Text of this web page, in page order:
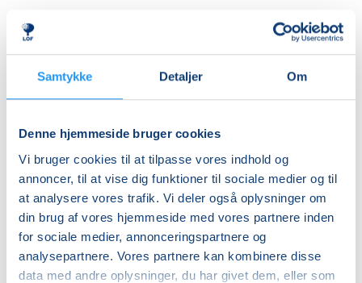
Samtykke Detaljer Om
Denne hjemmeside bruger cookies
Vi bruger cookies til at tilpasse vores indhold og
annoncer, til at vise dig funktioner til sociale medier og til
at analysere vores trafik. Vi deler også oplysninger om
din brug af vores hjemmeside med vores partnere inden
for sociale medier, annonceringspartnere og
analysepartnere. Vores partnere kan kombinere disse
data med andre oplysninger, du har givet dem, eller som
Info
tirsdag 01.09.2026, kl. 19.15 - 20.45
Sidste mødegang
tirsdag 15.12.2026, kl. 19.15 - 20.45
Antal mødegange
15 mødegange
Adresse